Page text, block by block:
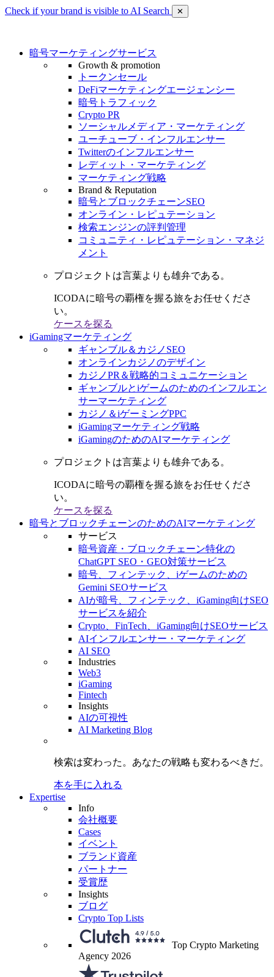
Check if your brand is visible to AI Search ✕
暗号マーケティングサービス
Growth & promotion
トークンセール
DeFiマーケティングエージェンシー
暗号トラフィック
Crypto PR
ソーシャルメディア・マーケティング
ユーチューブ・インフルエンサー
Twitterのインフルエンサー
レディット・マーケティング
マーケティング戦略
Brand & Reputation
暗号とブロックチェーンSEO
オンライン・レピュテーション
検索エンジンの評判管理
コミュニティ・レピュテーション・マネジ
メント
プロジェクトは言葉よりも雄弁である。
ICODAに暗号の覇権を握る旅をお任せくださ
い。
ケースを探る
iGamingマーケティング
ギャンブル＆カジノSEO
オンラインカジノのデザイン
カジノPR＆戦略的コミュニケーション
ギャンブルとiゲームのためのインフルエン
サーマーケティング
カジノ＆iゲーミングPPC
iGamingマーケティング戦略
iGamingのためのAIマーケティング
プロジェクトは言葉よりも雄弁である。
ICODAに暗号の覇権を握る旅をお任せくださ
い。
ケースを探る
暗号とブロックチェーンのためのAIマーケティング
サービス
暗号資産・ブロックチェーン特化の
ChatGPT SEO・GEO対策サービス
暗号、フィンテック、iゲームのための
Gemini SEOサービス
AIが暗号、フィンテック、iGaming向けSEO
サービスを紹介
Crypto、FinTech、iGaming向けSEOサービス
AIインフルエンサー・マーケティング
AI SEO
Industries
Web3
iGaming
Fintech
Insights
AIの可視性
AI Marketing Blog
検索は変わった。 あなたの戦略も変わるべきだ。
本を手に入れる
Expertise
Info
会社概要
Cases
イベント
ブランド資産
パートナー
受賞歴
Insights
ブログ
Crypto Top Lists
Top Crypto Marketing
Agency 2026